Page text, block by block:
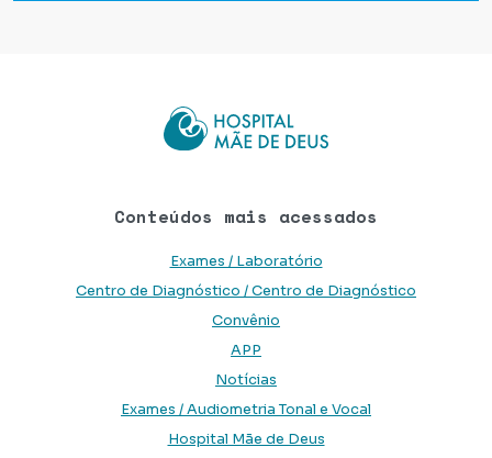
Conteúdos mais acessados
Exames / Laboratório
Centro de Diagnóstico / Centro de Diagnóstico
Convênio
APP
Notícias
Exames / Audiometria Tonal e Vocal
Hospital Mãe de Deus